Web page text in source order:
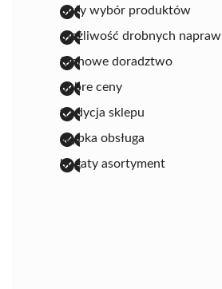
duży wybór produktów
możliwość drobnych napraw
fachowe doradztwo
dobre ceny
tradycja sklepu
szybka obsługa
bogaty asortyment